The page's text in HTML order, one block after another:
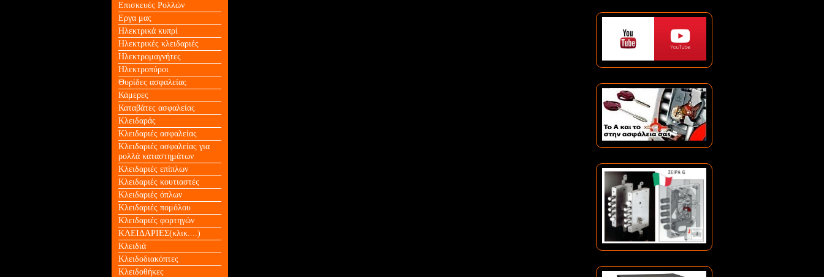
Επισκευές Ρολλών
Εργα μας
Ηλεκτρικά κυπρί
Ηλεκτρικές κλειδαριές
Ηλεκτρομαγνήτες
Ηλεκτροπύροι
Θυρίδες ασφαλείας
Κάμερες
Καταβάτες ασφαλείας
Κλειδαράς
Κλειδαριές ασφαλείας
Κλειδαριές ασφαλείας για
ρολλά καταστημάτων
Κλειδαριές επίπλων
Κλειδαριές κουτιαστές
Κλειδαριές όπλων
Κλειδαριές πομόλου
Κλειδαριές φορτηγών
ΚΛΕΙΔΑΡΙΕΣ(κλικ....)
Κλειδιά
Κλειδοδιακόπτες
Κλειδοθήκες